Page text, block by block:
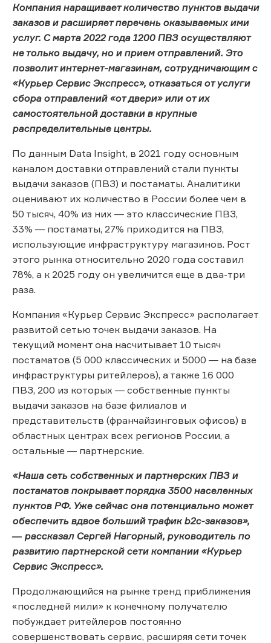
Компания наращивает количество пунктов выдачи
заказов и расширяет перечень оказываемых ими
услуг. С марта 2022 года 1200 ПВЗ осуществляют
не только выдачу, но и прием отправлений. Это
позволит интернет-магазинам, сотрудничающим с
«Курьер Сервис Экспресс», отказаться от услуги
сбора отправлений «от двери» или от их
самостоятельной доставки в крупные
распределительные центры.
По данным Data Insight, в 2021 году основным
каналом доставки отправлений стали пункты
выдачи заказов (ПВЗ) и постаматы. Аналитики
оценивают их количество в России более чем в
50 тысяч, 40% из них ― это классические ПВЗ,
33% ― постаматы, 27% приходится на ПВЗ,
использующие инфраструктуру магазинов. Рост
этого рынка относительно 2020 года составил
78%, а к 2025 году он увеличится еще в два-три
раза.
Компания «Курьер Сервис Экспресс» располагает
развитой сетью точек выдачи заказов. На
текущий момент она насчитывает 10 тысяч
постаматов (5 000 классических и 5000 ― на базе
инфраструктуры ритейлеров), а также 16 000
ПВЗ, 200 из которых ― собственные пункты
выдачи заказов на базе филиалов и
представительств (франчайзинговых офисов) в
областных центрах всех регионов России, а
остальные ― партнерские.
«Наша сеть собственных и партнерских ПВЗ и
постаматов покрывает порядка 3500 населенных
пунктов РФ. Уже сейчас она потенциально может
обеспечить вдвое больший трафик b2c-заказов»,
― рассказал Сергей Нагорный, руководитель по
развитию партнерской сети компании «Курьер
Сервис Экспресс».
Продолжающийся на рынке тренд приближения
«последней мили» к конечному получателю
побуждает ритейлеров постоянно
совершенствовать сервис, расширяя сети точек